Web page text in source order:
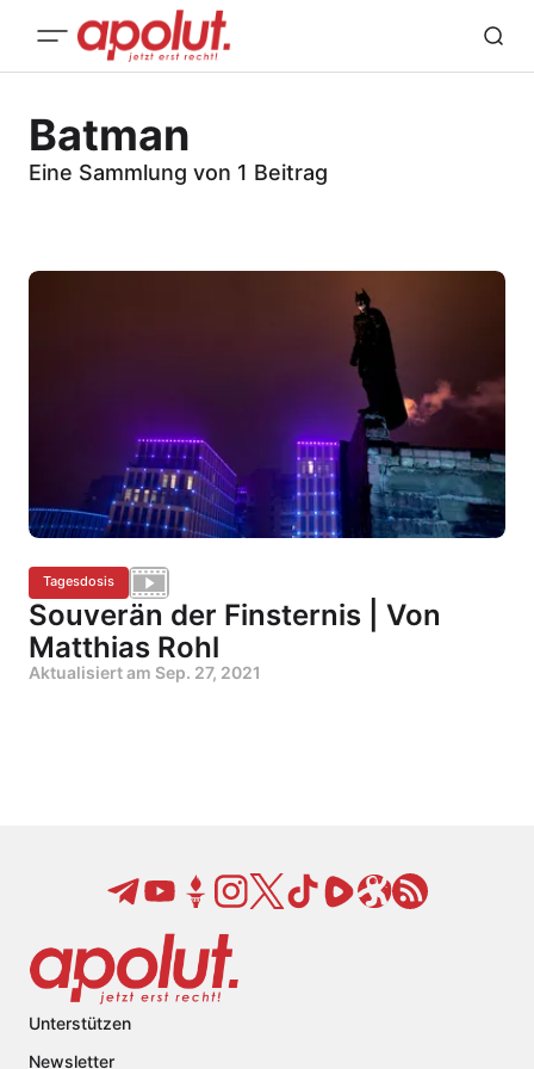
Batman
Eine Sammlung von 1 Beitrag
Tagesdosis
Souverän der Finsternis | Von
Matthias Rohl
Aktualisiert am Sep. 27, 2021
Unterstützen
Newsletter